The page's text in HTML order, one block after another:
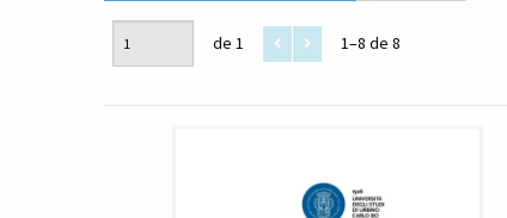
de 1 1–8 de 8